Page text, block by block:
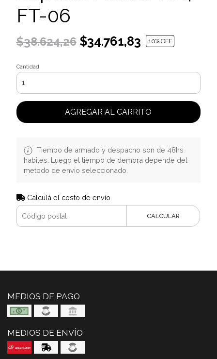
FT-06
$38.624,26$34.761,83 10% OFF
Cantidad
AGREGAR AL CARRITO
Tiempo de armado y despacho son de 48hs
habiles. Luego el tiempo de demora depende del
metodo de envio seleccionado.
Calculá el costo de envío
CALCULAR
MEDIOS DE PAGO
MEDIOS DE ENVÍO